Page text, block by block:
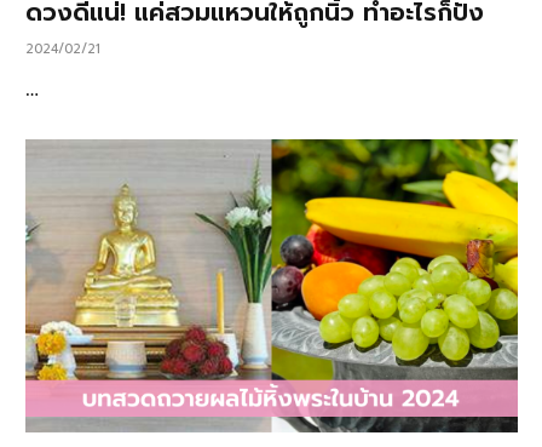
ดวงดีแน่! แค่สวมแหวนให้ถูกนิ้ว ทำอะไรก็ปัง
2024/02/21
…